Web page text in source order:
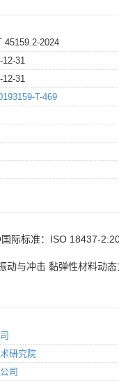
45159.2-2024
12-31
12-31
T-469
际标准：ISO 18437-
动与冲击 黏弹性材料动
研究院
司